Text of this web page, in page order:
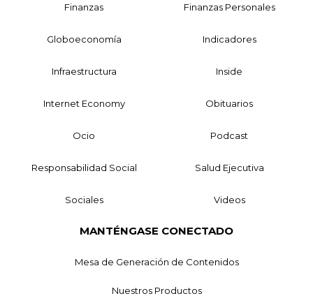
Finanzas Finanzas Personales
Globoeconomía Indicadores
Infraestructura Inside
Internet Economy Obituarios
Ocio Podcast
Responsabilidad Social Salud Ejecutiva
Sociales Videos
MANTÉNGASE CONECTADO
Mesa de Generación de Contenidos
Nuestros Productos